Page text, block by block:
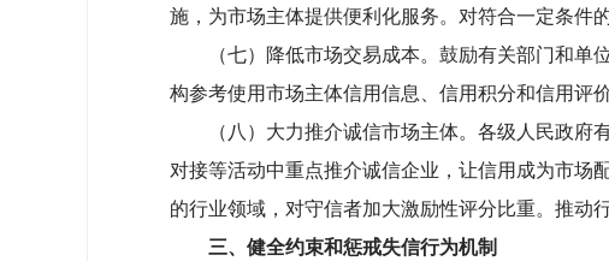
施，为市场主体提供便利化服务。对符合一定条件
（七）降低市场交易成本。鼓励有关部门和单位
构参考使用市场主体信用信息、信用积分和信用评
（八）大力推介诚信市场主体。各级人民政府有
对接等活动中重点推介诚信企业，让信用成为市场
的行业领域，对守信者加大激励性评分比重。推动
三、健全约束和惩戒失信行为机制